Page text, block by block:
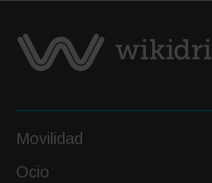
Movilidad
Ocio